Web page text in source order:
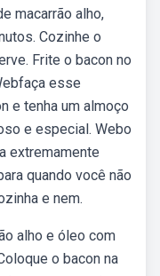
macarrão alho,
Cozinhe o
Frite o bacon no
esse
e tenha um almoço
e especial. Webo
extremamente
quando você não
e nem.
alho e óleo com
o bacon na